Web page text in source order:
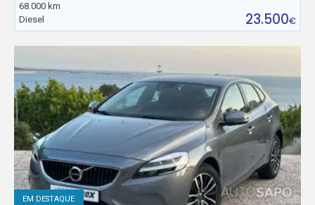
68.000 km
Diesel
23.500€
EM DESTAQUE